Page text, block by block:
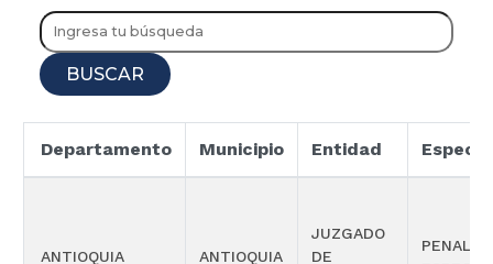
BUSCAR
Departamento Municipio Entidad
ANTIOQUIA ANTIOQUIA
JUZGADO
DE
PENAL